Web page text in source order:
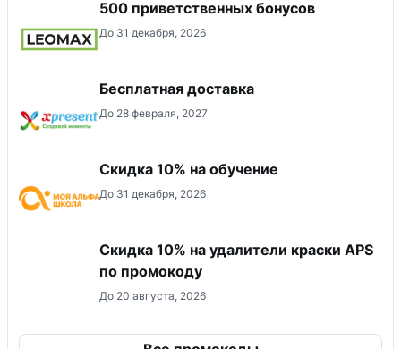
500 приветственных бонусов
До 31 декабря, 2026
Бесплатная доставка
До 28 февраля, 2027
Скидка 10% на обучение
До 31 декабря, 2026
Скидка 10% на удалители краски APS
по промокоду
До 20 августа, 2026